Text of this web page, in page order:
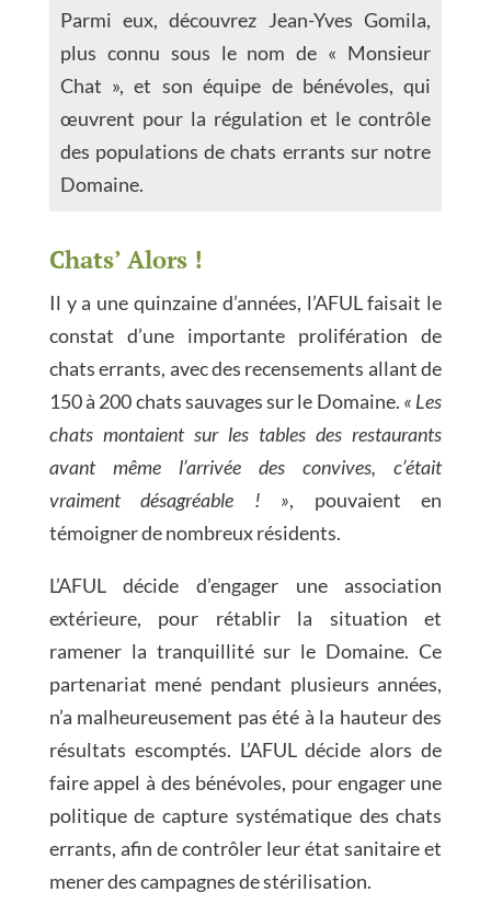
Parmi eux, découvrez Jean-Yves Gomila,
plus connu sous le nom de « Monsieur
Chat », et son équipe de bénévoles, qui
œuvrent pour la régulation et le contrôle
des populations de chats errants sur notre
Domaine.
Chats’ Alors !
Il y a une quinzaine d’années, l’AFUL faisait le
constat d’une importante prolifération de
chats errants, avec des recensements allant de
150 à 200 chats sauvages sur le Domaine. « Les
chats montaient sur les tables des restaurants
avant même l’arrivée des convives, c’était
vraiment désagréable ! », pouvaient en
témoigner de nombreux résidents.
L’AFUL décide d’engager une association
extérieure, pour rétablir la situation et
ramener la tranquillité sur le Domaine. Ce
partenariat mené pendant plusieurs années,
n’a malheureusement pas été à la hauteur des
résultats escomptés. L’AFUL décide alors de
faire appel à des bénévoles, pour engager une
politique de capture systématique des chats
errants, afin de contrôler leur état sanitaire et
mener des campagnes de stérilisation.